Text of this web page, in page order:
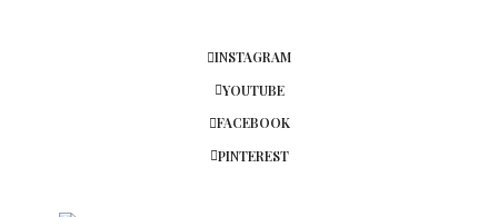
INSTAGRAM
YOUTUBE
FACEBOOK
PINTEREST